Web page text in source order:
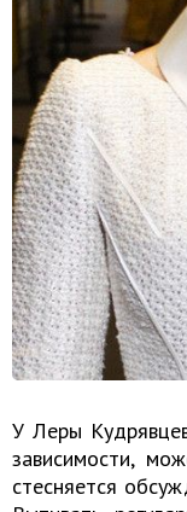
У Леры
зависимости,
стесняется